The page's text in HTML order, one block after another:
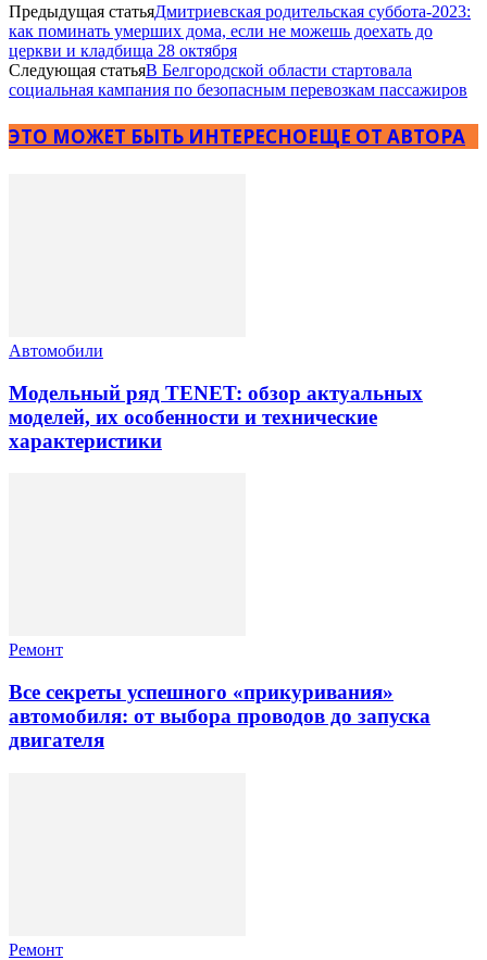
Предыдущая статьяДмитриевская родительская суббота-2023:
как поминать умерших дома, если не можешь доехать до
церкви и кладбища 28 октября
Следующая статьяВ Белгородской области стартовала
социальная кампания по безопасным перевозкам пассажиров
ЭТО МОЖЕТ БЫТЬ ИНТЕРЕСНОЕЩЕ ОТ АВТОРА
Автомобили
Модельный ряд TENET: обзор актуальных
моделей, их особенности и технические
характеристики
Ремонт
Все секреты успешного «прикуривания»
автомобиля: от выбора проводов до запуска
двигателя
Ремонт